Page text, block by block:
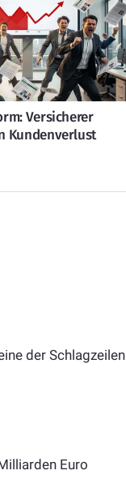
Versicherer
Kundenverlust
der Schlagzeilen
Euro